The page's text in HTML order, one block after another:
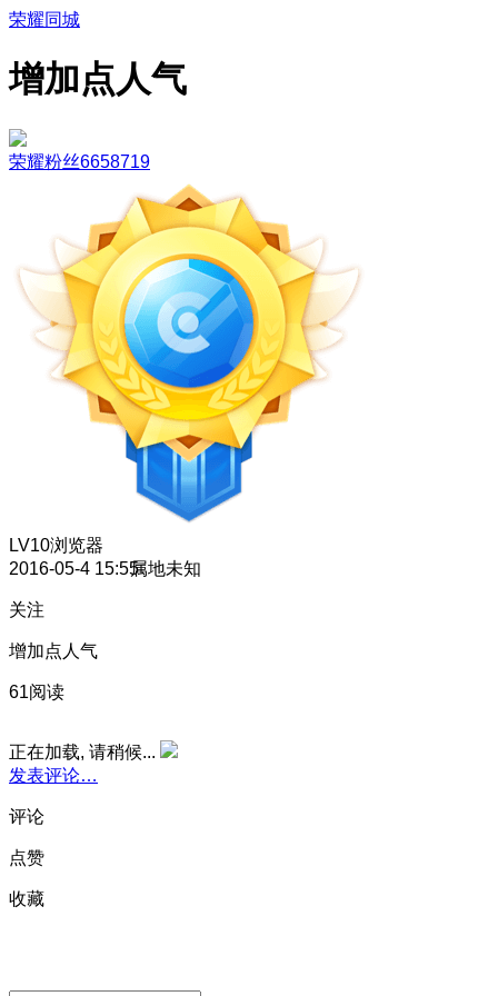
荣耀同城
增加点人气
荣耀粉丝6658719
LV10浏览器
2016-05-4 15:55属地未知
关注
增加点人气
61阅读
正在加载, 请稍候...
发表评论…
评论
点赞
收藏